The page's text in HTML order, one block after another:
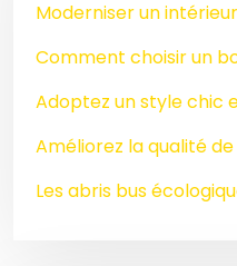
Moderniser un
Comment choisir un
Adoptez un style chic
Améliorez la qualité
Les abris bus